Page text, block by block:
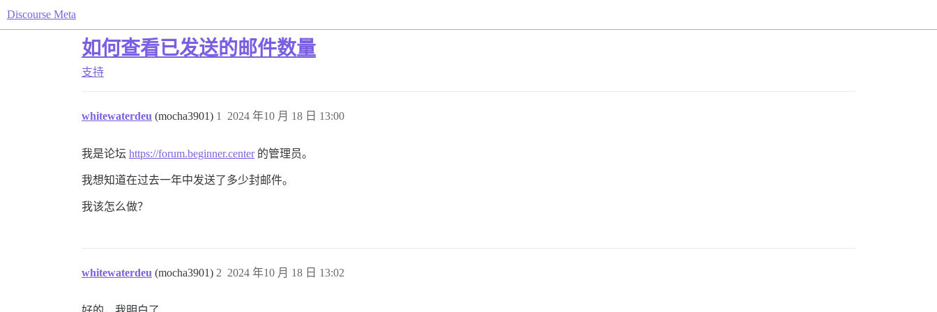
Discourse Meta
如何查看已发送的邮件数量
支持
whitewaterdeu (mocha3901) 2024 年10 月 18 日 13:00
1
我是论坛 https://forum.beginner.center的管理员。
我想知道在过去一年中发送了多少封邮件。
我该怎么做？
whitewaterdeu (mocha3901) 2024 年10 月 18 日 13:02
2